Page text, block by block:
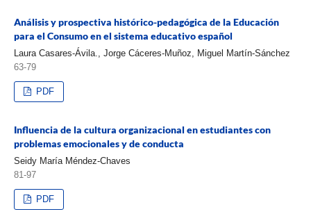
Análisis y prospectiva histórico-pedagógica de la Educación
para el Consumo en el sistema educativo español
Laura Casares-Ávila., Jorge Cáceres-Muñoz, Miguel Martín-Sánchez
63-79
PDF
Influencia de la cultura organizacional en estudiantes con
problemas emocionales y de conducta
Seidy María Méndez-Chaves
81-97
PDF